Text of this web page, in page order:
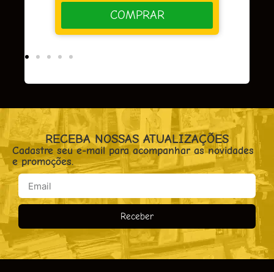
COMPRAR
RECEBA NOSSAS ATUALIZAÇÕES
Cadastre seu e-mail para acompanhar as novidades
e promoções.
Receber